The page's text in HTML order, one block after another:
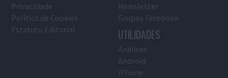
Privacidade
Política de Cookies
Estatuto Editorial
Newsletter
Grupos Facebook
UTILIDADES
Análises
Android
iPhone